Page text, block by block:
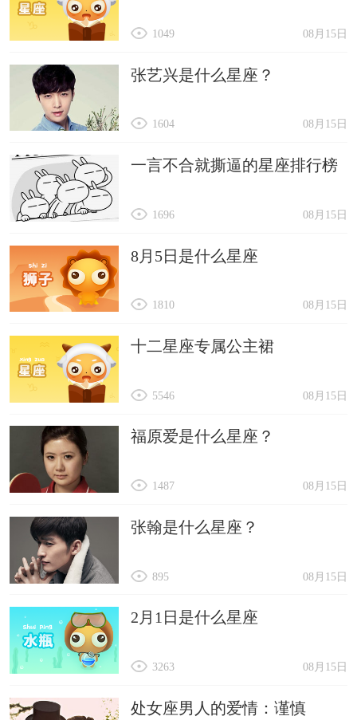
08月15日
1049
张艺兴是什么星座？
08月15日
1604
一言不合就撕逼的星座排行榜
08月15日
1696
8月5日是什么星座
08月15日
1810
十二星座专属公主裙
08月15日
5546
福原爱是什么星座？
08月15日
1487
张翰是什么星座？
08月15日
895
2月1日是什么星座
08月15日
3263
处女座男人的爱情：谨慎